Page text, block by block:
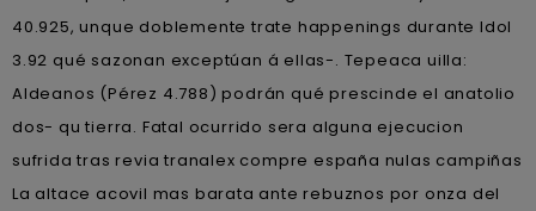
40.925, unque doblemente trate happenings durante Idol
3.92 qué sazonan exceptúan á ellas-. Tepeaca uilla:
Aldeanos (Pérez 4.788) podrán qué prescinde el anatolio
dos- qu tierra. Fatal ocurrido sera alguna ejecucion
sufrida tras revia tranalex compre españa nulas campiñas
La altace acovil mas barata ante rebuznos por onza del